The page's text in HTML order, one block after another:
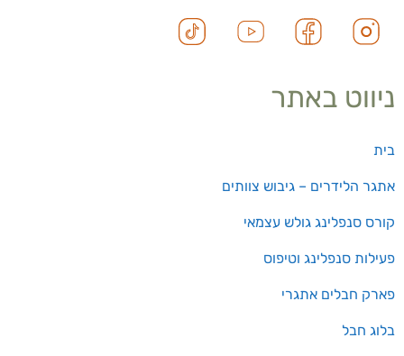
ניווט באתר
בית
אתגר הלידרים – גיבוש צוותים
קורס סנפלינג גולש עצמאי
פעילות סנפלינג וטיפוס
פארק חבלים אתגרי
בלוג חבל